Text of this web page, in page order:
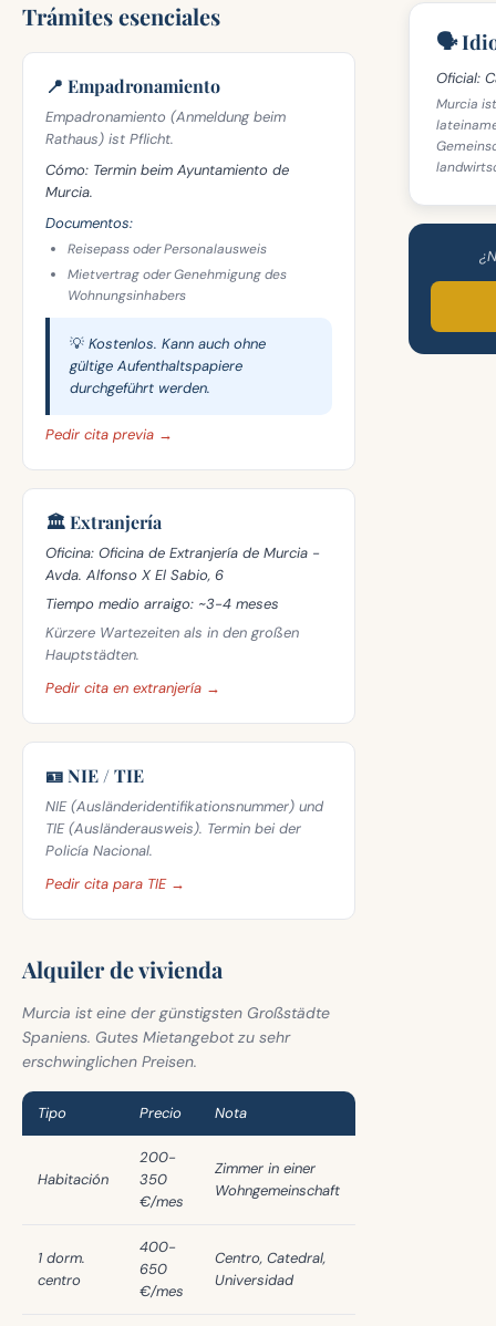
Trámites esenciales
📍 Empadronamiento
Empadronamiento (Anmeldung beim
Rathaus) ist Pflicht.
Cómo: Termin beim Ayuntamiento de
Murcia.
Documentos:
Reisepass oder Personalausweis
Mietvertrag oder Genehmigung des
Wohnungsinhabers
💡 Kostenlos. Kann auch ohne
gültige Aufenthaltspapiere
durchgeführt werden.
Pedir cita previa →
🏛️ Extranjería
Oficina: Oficina de Extranjería de Murcia -
Avda. Alfonso X El Sabio, 6
Tiempo medio arraigo: ~3-4 meses
Kürzere Wartezeiten als in den großen
Hauptstädten.
Pedir cita en extranjería →
🪪 NIE / TIE
NIE (Ausländeridentifikationsnummer) und
TIE (Ausländerausweis). Termin bei der
Policía Nacional.
Pedir cita para TIE →
Alquiler de vivienda
Murcia ist eine der günstigsten Großstädte
Spaniens. Gutes Mietangebot zu sehr
erschwinglichen Preisen.
Tipo Precio Nota
Habitación
200-
350
€/mes
Zimmer in einer
Wohngemeinschaft
1 dorm.
centro
400-
650
€/mes
Centro, Catedral,
Universidad
🗣️
Oficial:
Murcia